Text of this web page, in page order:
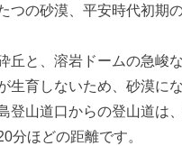
つの砂漠、平安時代初期
丘と、溶岩ドームの急峻
生育しないため、砂漠に
登山道口からの登山道は
分ほどの距離です。